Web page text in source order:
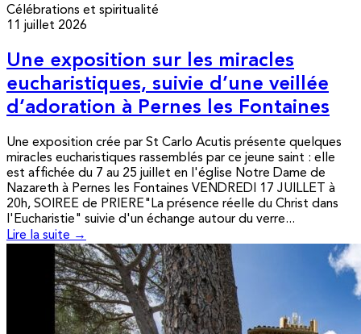
Célébrations et spiritualité
11 juillet 2026
Une exposition sur les miracles
eucharistiques, suivie d’une veillée
d’adoration à Pernes les Fontaines
Une exposition crée par St Carlo Acutis présente quelques
miracles eucharistiques rassemblés par ce jeune saint : elle
est affichée du 7 au 25 juillet en l'église Notre Dame de
Nazareth à Pernes les Fontaines VENDREDI 17 JUILLET à
20h, SOIREE de PRIERE"La présence réelle du Christ dans
l'Eucharistie" suivie d'un échange autour du verre...
Lire la suite →